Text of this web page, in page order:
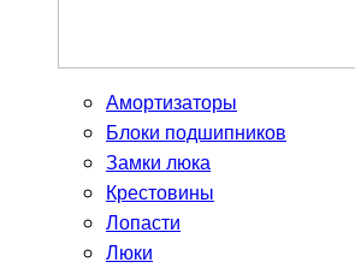
Амортизаторы
Блоки подшипников
Замки люка
Крестовины
Лопасти
Люки